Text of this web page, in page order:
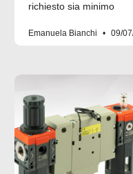
richiesto sia minimo
Emanuela Bianchi 09/